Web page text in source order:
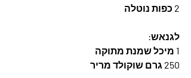
2 כפות נוטלה
לגנאש:
1 מיכל שמנת מתוקה
250 גרם שוקולד מריר